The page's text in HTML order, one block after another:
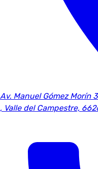
Av. Manuel Gómez Morín
, Valle del Campestre,